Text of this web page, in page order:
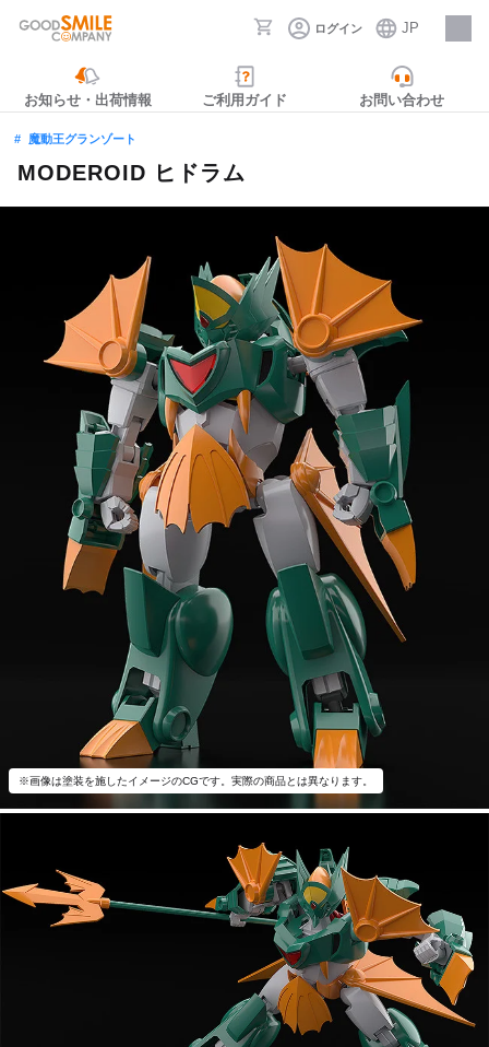
ログイン JP
採用情報
お知らせ・出荷情報 ご利用ガイド お問い合わせ
魔動王グランゾート
MODEROID ヒドラム
※画像は塗装を施したイメージのCGです。実際の商品とは異なります。